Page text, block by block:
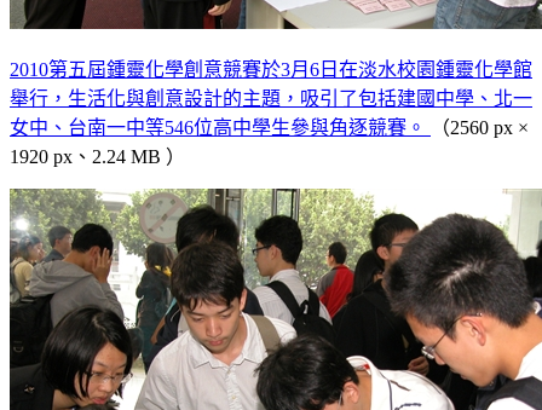
2010第五屆鍾靈化學創意競賽於3月6日在淡水校園鍾靈化學館
舉行，生活化與創意設計的主題，吸引了包括建國中學、北一
女中、台南一中等546位高中學生參與角逐競賽。
（2560 px ×
1920 px、2.24 MB ）